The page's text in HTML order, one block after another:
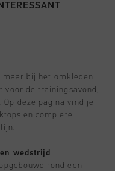
bij het omkleden.
voor de trainingsavond,
deze pagina vind je
en complete
wedstrijd
rond een